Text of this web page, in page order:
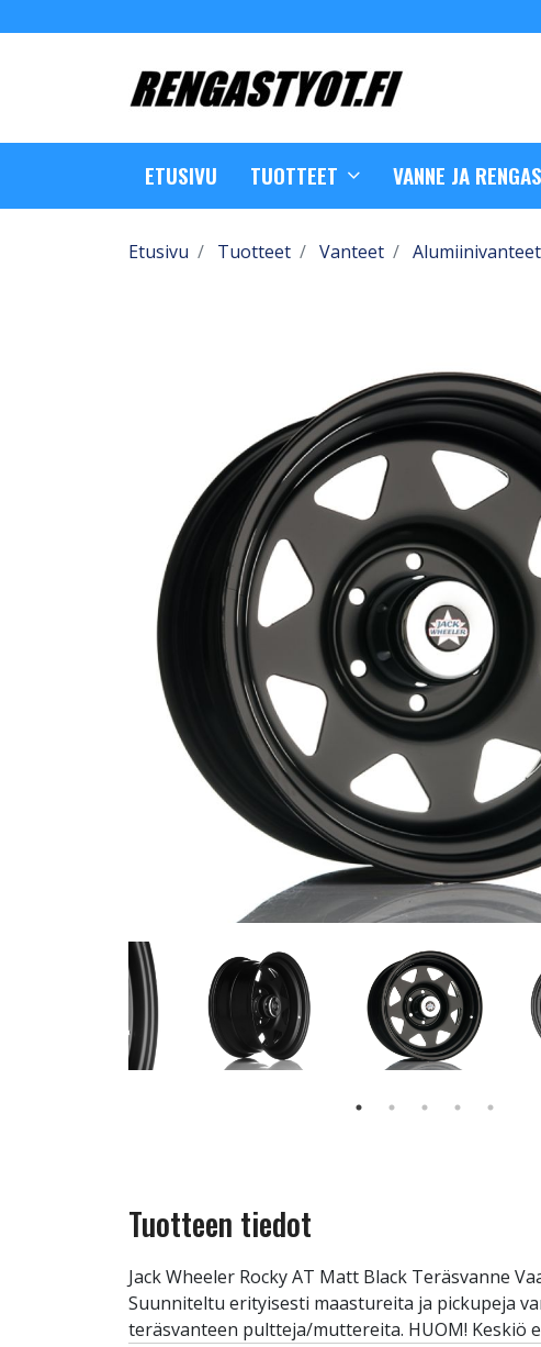
ETUSIVU TUOTTEET VANNE JA
Etusivu Tuotteet Vanteet Alumiinivanteet
Tuotteen tiedot
Jack Wheeler Rocky AT Matt Black Teräsvanne
Suunniteltu erityisesti maastureita ja pickupeja
teräsvanteen pultteja/muttereita. HUOM!